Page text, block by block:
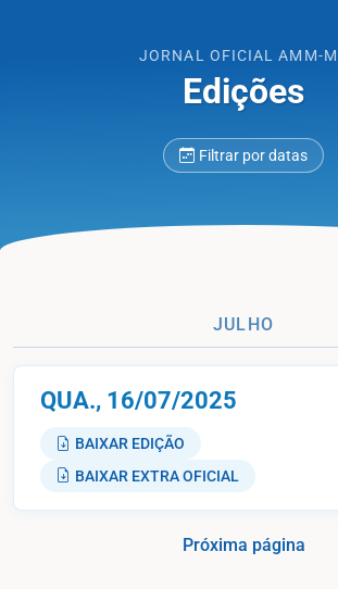
JORNAL OFICIAL AMM-
Edições
Filtrar por datas
JULHO
QUA., 16/07/2025
BAIXAR EDIÇÃO
BAIXAR EXTRA OFICIAL
Próxima página